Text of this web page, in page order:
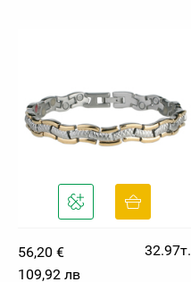
56,20 €
32.97т.
109,92 лв